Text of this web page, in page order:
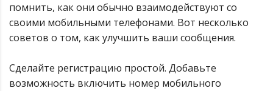
помнить, как они обычно взаимодействуют со
своими мобильными телефонами. Вот несколько
советов о том, как улучшить ваши сообщения.
Сделайте регистрацию простой. Добавьте
возможность включить номер мобильного